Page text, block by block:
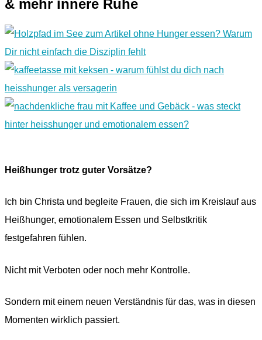
& mehr innere Ruhe
Heißhunger trotz guter Vorsätze?
Ich bin Christa und begleite Frauen, die sich im Kreislauf aus
Heißhunger, emotionalem Essen und Selbstkritik
festgefahren fühlen.
Nicht mit Verboten oder noch mehr Kontrolle.
Sondern mit einem neuen Verständnis für das, was in diesen
Momenten wirklich passiert.